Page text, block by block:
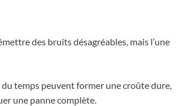
des bruits désagréables, mais l’une
temps peuvent former une croûte dure,
une panne complète.